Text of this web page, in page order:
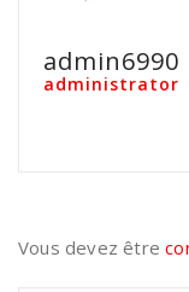
admin6990
administrator
Vous devez être